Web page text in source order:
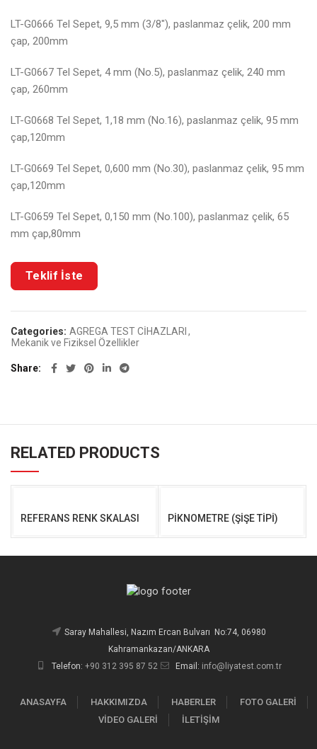
LT-G0666 Tel Sepet, 9,5 mm (3/8″), paslanmaz çelik, 200 mm
çap, 200mm
LT-G0667 Tel Sepet, 4 mm (No.5), paslanmaz çelik, 240 mm
çap, 260mm
LT-G0668 Tel Sepet, 1,18 mm (No.16), paslanmaz çelik, 95 mm
çap,120mm
LT-G0669 Tel Sepet, 0,600 mm (No.30), paslanmaz çelik, 95 mm
çap,120mm
LT-G0659 Tel Sepet, 0,150 mm (No.100), paslanmaz çelik, 65
mm çap,80mm
Categories: AGREGA TEST CİHAZLARI ,
Mekanik ve Fiziksel Özellikler
Share
RELATED PRODUCTS
REFERANS RENK SKALASI PİKNOMETRE (ŞİŞE TİPİ)
Saray Mahallesi, Nazım Ercan Bulvarı No:74, 06980
Kahramankazan/ANKARA
Telefon: +90 312 395 87 52 Email: info@liyatest.com.tr
ANASAYFA HAKKIMIZDA HABERLER
FOTO GALERİ
VİDEO GALERİ
İLETİŞİM